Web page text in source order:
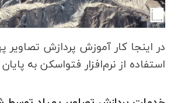
در اینجا کار آموزش پردازش تصاویر
استفاده از نرم‌افزار فتواسکن به